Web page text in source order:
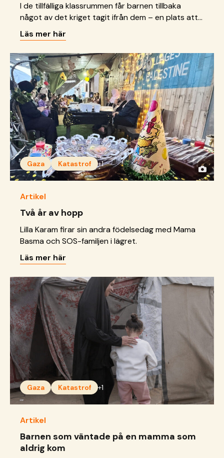
I de tillfälliga klassrummen får barnen tillbaka
något av det kriget tagit ifrån dem – en plats att
lära, leka och bara få vara.
Läs mer här
Gaza Katastrof +1
Artikel
Två år av hopp
Lilla Karam firar sin andra födelsedag med Mama
Basma och SOS-familjen i lägret.
Läs mer här
Gaza Katastrof +1
Artikel
Barnen som väntade på en mamma som
aldrig kom